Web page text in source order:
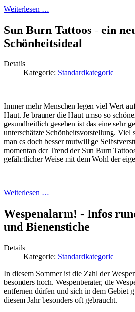
Weiterlesen …
Sun Burn Tattoos - ein
Schönheitsideal
Details
Kategorie: Standardkategorie
Immer mehr Menschen legen viel Wert
Haut. Je brauner die Haut umso so
gesundheitlich gesehen ist das eine sehr
unterschätzte Schönheitsvorstellung. Viel
man es doch besser mutwillige
momentan der Trend der Sun Burn
gefährtlicher Weise mit dem Wohl der
Weiterlesen …
Wespenalarm! - Infos
und Bienenstiche
Details
Kategorie: Standardkategorie
In diesem Sommer ist die Zahl der
besonders hoch. Wespenberater, die
entfernen dürfen und sich in dem Gebiet
diesem Jahr besonders oft gebraucht.